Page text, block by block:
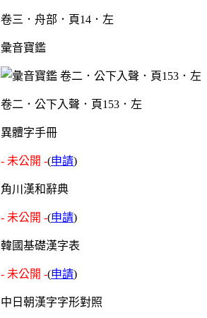
卷三．舟部．頁14．左
彙音寶鑑
卷二．公下入聲．頁153．左
異體字手冊
- 未公開 -(申請)
角川漢和辭典
- 未公開 -(申請)
韓國基礎漢字表
- 未公開 -(申請)
中日朝漢字字形對照